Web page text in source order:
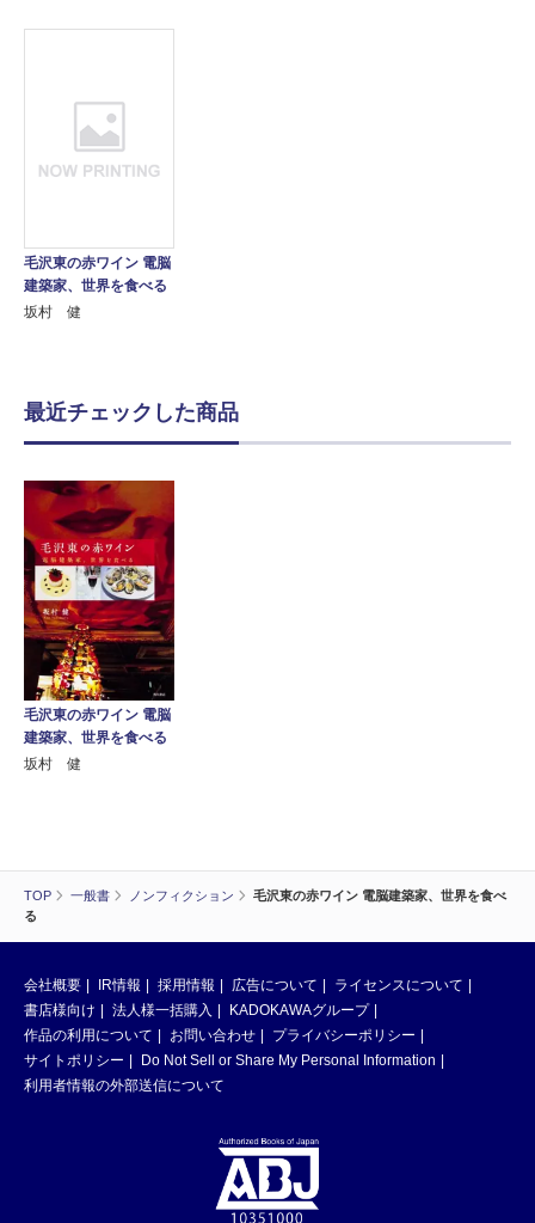
TOP 一般書 ノンフィクション
毛沢東の赤ワイン 電脳建築家、世界を食べ
る
毛沢東の赤ワイン 電脳
建築家、世界を食べる
坂村 健
最近チェックした商品
毛沢東の赤ワイン 電脳
建築家、世界を食べる
坂村 健
会社概要 IR情報 採用情報 広告について
ライセンスについて
書店様向け
法人様一括購入
KADOKAWAグループ
作品の利用について
お問い合わせ
プライバシーポリシー
サイトポリシー
Do Not Sell or Share My Personal Information
利用者情報の外部送信について